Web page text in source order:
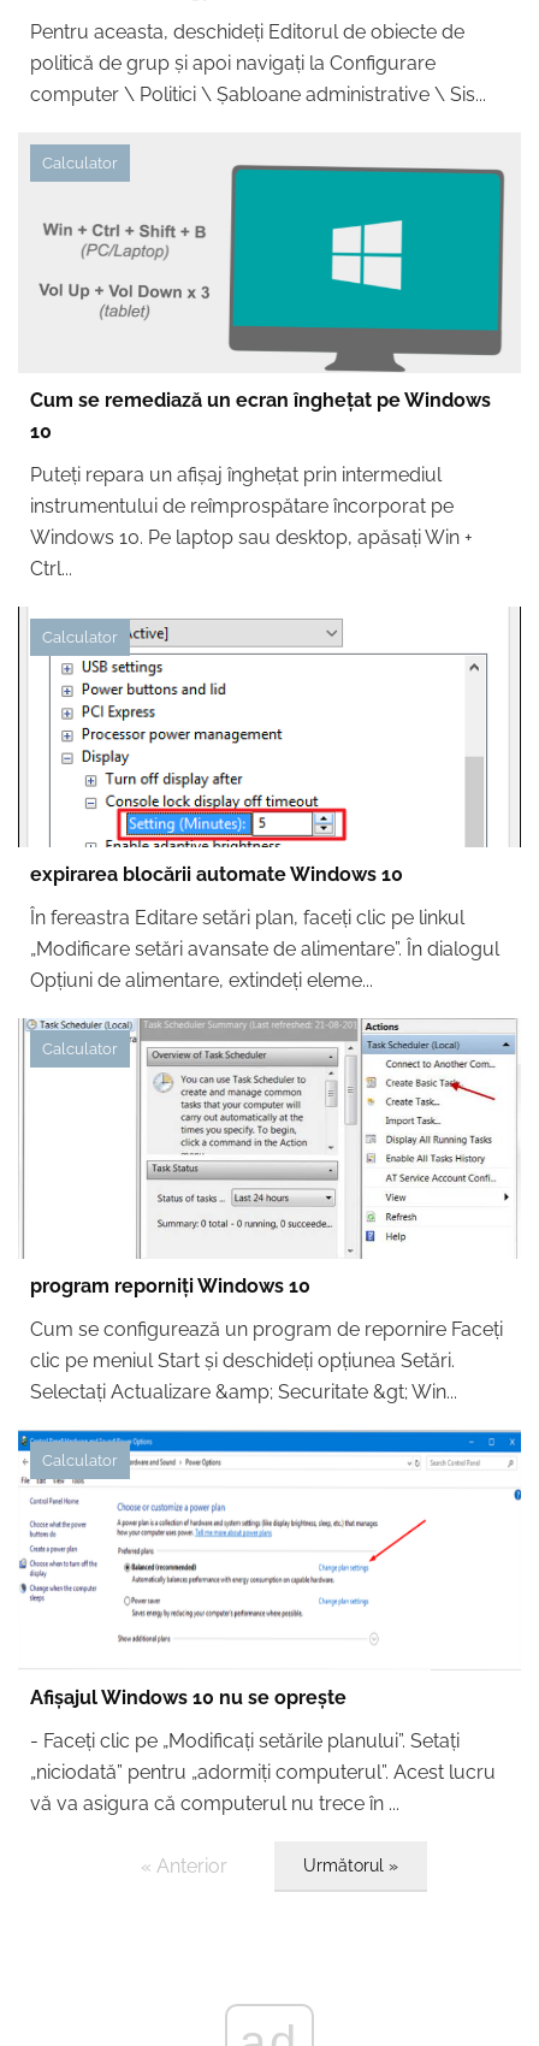
Pentru aceasta, deschideți Editorul de obiecte de
politică de grup și apoi navigați la Configurare
computer \ Politici \ Șabloane administrative \ Sis...
Calculator
Cum se remediază un ecran înghețat pe Windows
10
Puteți repara un afișaj înghețat prin intermediul
instrumentului de reîmprospătare încorporat pe
Windows 10. Pe laptop sau desktop, apăsați Win +
Ctrl...
Calculator
expirarea blocării automate Windows 10
În fereastra Editare setări plan, faceți clic pe linkul
„Modificare setări avansate de alimentare”. În dialogul
Opțiuni de alimentare, extindeți eleme...
Calculator
program reporniți Windows 10
Cum se configurează un program de repornire Faceți
clic pe meniul Start și deschideți opțiunea Setări.
Selectați Actualizare &amp; Securitate &gt; Win...
Calculator
Afișajul Windows 10 nu se oprește
- Faceți clic pe „Modificați setările planului”. Setați
„niciodată” pentru „adormiți computerul”. Acest lucru
vă va asigura că computerul nu trece în ...
« Anterior Următorul »